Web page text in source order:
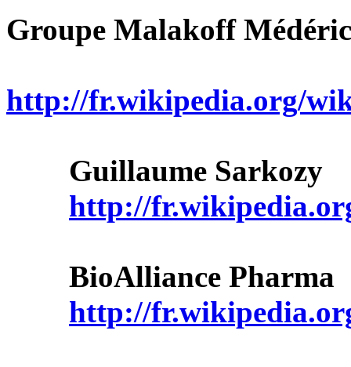
Groupe Malakoff Médéric
http://fr.wikipedia.org/
Guillaume Sarkozy
http://
BioAlliance Pharma
http://